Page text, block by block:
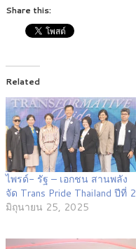
Share this:
Related
ไพรด์- รัฐ – เอกชน สานพลัง
จัด Trans Pride Thailand ปีที่ 2
มิถุนายน 25, 2025